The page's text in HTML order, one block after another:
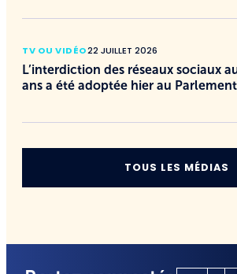
TV OU VIDÉO22 JUILLET 2026
L’interdiction des réseaux sociaux
ans a été adoptée hier au Parlement
TOUS LES MÉDIAS